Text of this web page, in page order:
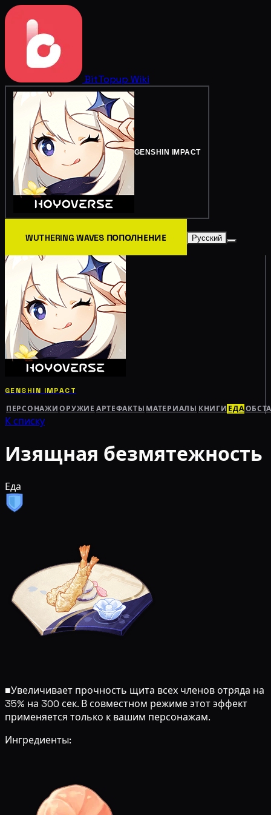
BitTopup Wiki
GENSHIN IMPACT
WUTHERING WAVES ПОПОЛНЕНИЕ Русский
GENSHIN IMPACT
ПЕРСОНАЖИ ОРУЖИЕ АРТЕФАКТЫ МАТЕРИАЛЫ КНИГИ ЕДА
К списку
Изящная безмятежность
Еда
■Увеличивает прочность щита всех членов отряда на
35% на 300 сек. В совместном режиме этот эффект
применяется только к вашим персонажам.
Ингредиенты: